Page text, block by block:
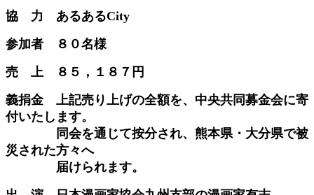
協 力 あるあるCity
参加者 ８０名様
売 上 ８５，１８７円
義捐金 上記売り上げの全額を、中央共同募金会に寄
付いたします。
同会を通じて按分され、熊本県・大分県で被
災された方々へ
届けられます。